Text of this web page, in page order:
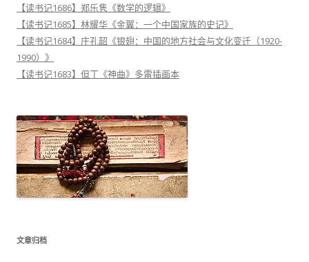
【读书记1686】郑乐隽《数学的逻辑》
【读书记1685】林耀华《金翼：一个中国家族的史记》
【读书记1684】庄孔韶《银翅：中国的地方社会与文化变迁（1920-
1990）》
【读书记1683】但丁《神曲》多雷插画本
文章归档